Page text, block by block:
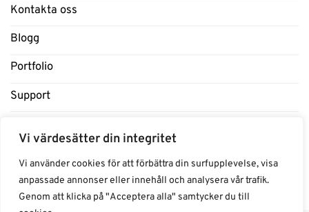
Vi värdesätter din integritet
Vi använder cookies för att förbättra din surfupplevelse, visa
anpassade annonser eller innehåll och analysera vår trafik.
Genom att klicka på "Acceptera alla" samtycker du till
Kontakta oss
Blogg
Portfolio
Support